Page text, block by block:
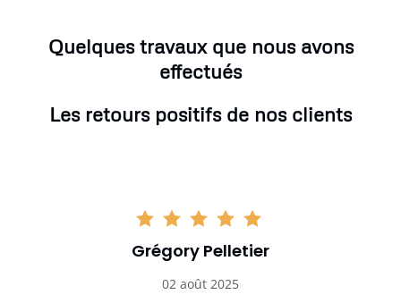
Quelques travaux que nous avons
effectués
Les retours positifs de nos clients
Grégory Pelletier
02 août 2025